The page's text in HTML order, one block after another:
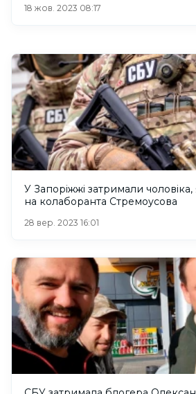
18 жов. 2023 08:17
У Запоріжжі затримали
на колаборанта Стремоусова
28 вер. 2023 16:01